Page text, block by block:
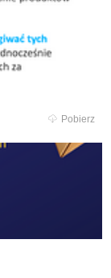
Pobierz